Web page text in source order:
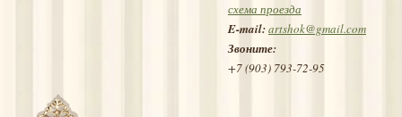
схема проезда
E-mail:artshok@gmail.com
Звоните:
+7 (903) 793-72-95